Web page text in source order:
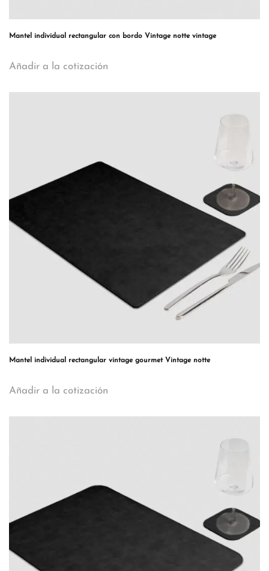
Mantel individual rectangular con bordo Vintage notte vintage
Añadir a la cotización
Mantel individual rectangular vintage gourmet Vintage notte
Añadir a la cotización